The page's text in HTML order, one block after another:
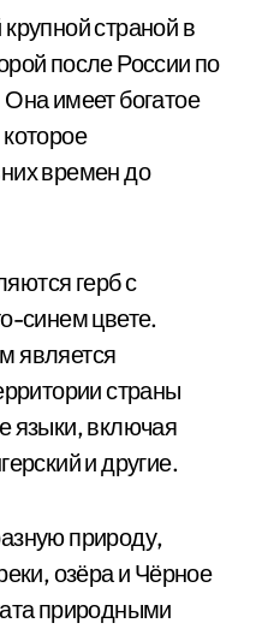
страной в
после России по
имеет богатое
времен до
герб с
синем цвете.
является
страны
языки, включая
и другие.
природу,
озёра и Чёрное
природными